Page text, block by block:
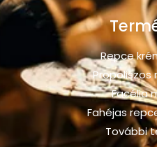
Repce
Propoliszos
Facélia
Fahéjas
További